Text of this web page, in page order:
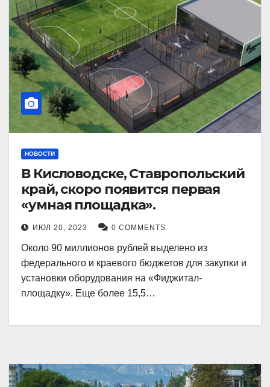
НОВОСТИ
В Кисловодске, Ставропольский
край, скоро появится первая
«умная площадка».
ИЮЛ 20, 2023 0 COMMENTS
Около 90 миллионов рублей выделено из
федерального и краевого бюджетов для закупки и
установки оборудования на «Фиджитал-
площадку». Еще более 15,5…